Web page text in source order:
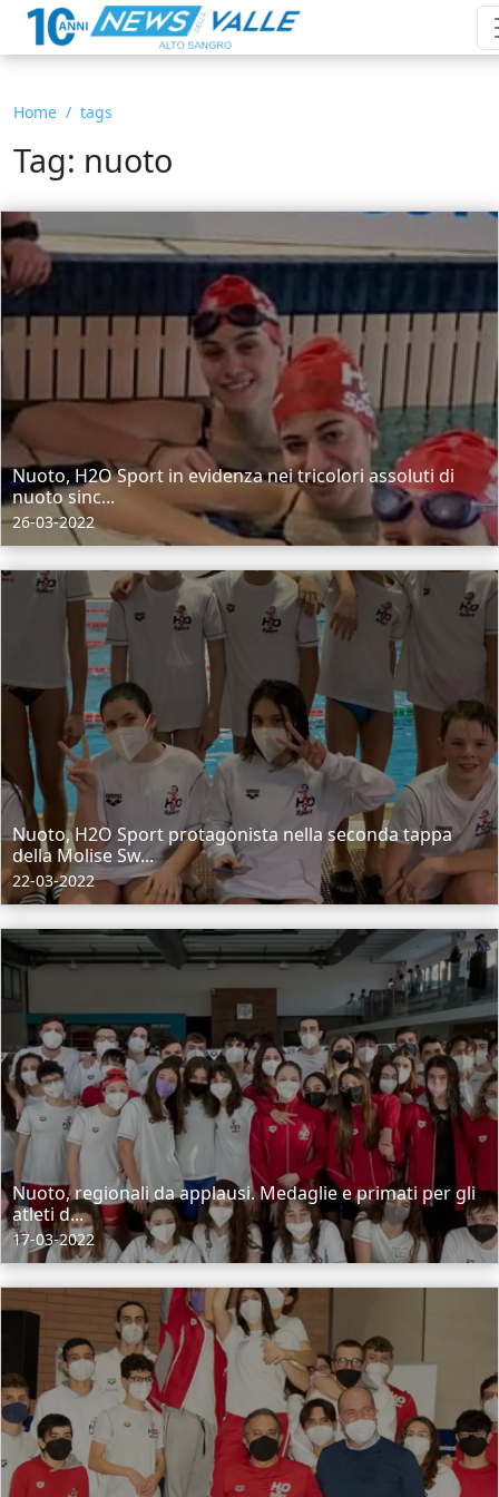
Home tags
Tag: nuoto
Nuoto, H2O Sport in evidenza nei tricolori assoluti di
nuoto sinc...
26-03-2022
Nuoto, H2O Sport protagonista nella seconda tappa
della Molise Sw...
22-03-2022
Nuoto, regionali da applausi. Medaglie e primati per gli
atleti d...
17-03-2022